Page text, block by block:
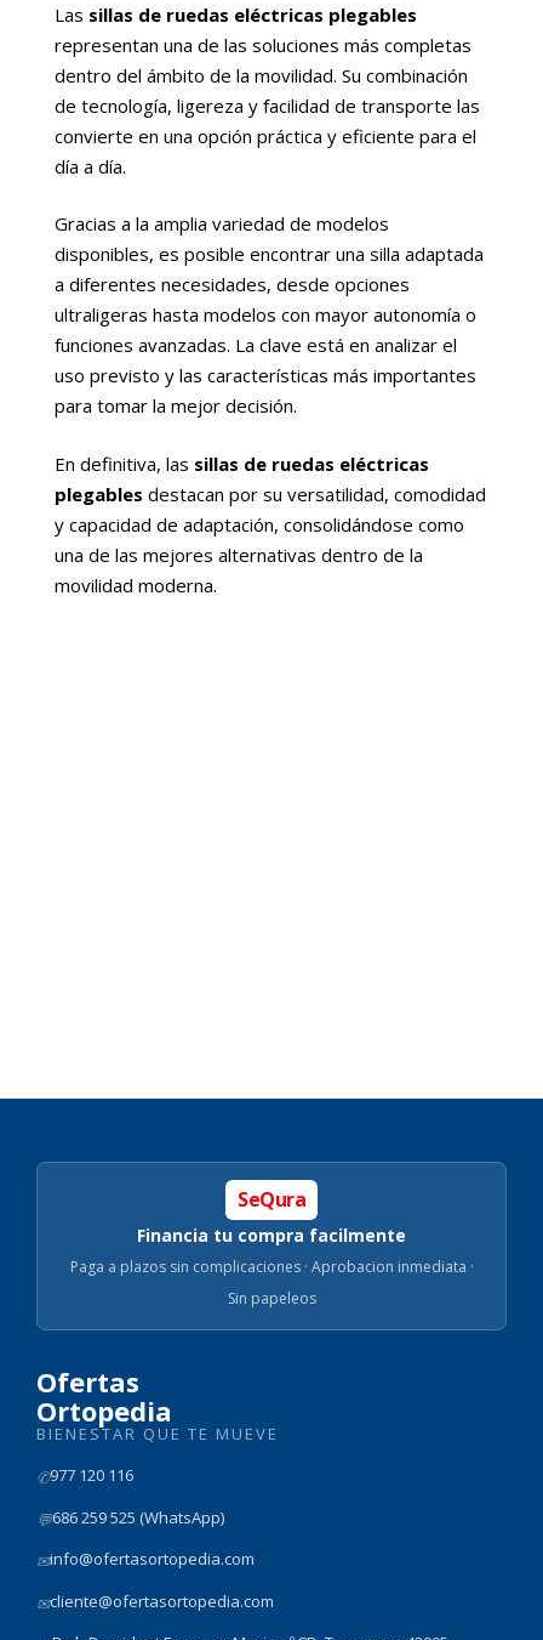
Las sillas de ruedas eléctricas plegables
representan una de las soluciones más completas
dentro del ámbito de la movilidad. Su combinación
de tecnología, ligereza y facilidad de transporte las
convierte en una opción práctica y eficiente para el
día a día.
Gracias a la amplia variedad de modelos
disponibles, es posible encontrar una silla adaptada
a diferentes necesidades, desde opciones
ultraligeras hasta modelos con mayor autonomía o
funciones avanzadas. La clave está en analizar el
uso previsto y las características más importantes
para tomar la mejor decisión.
En definitiva, las sillas de ruedas eléctricas
plegables destacan por su versatilidad, comodidad
y capacidad de adaptación, consolidándose como
una de las mejores alternativas dentro de la
movilidad moderna.
SeQura
Financia tu compra facilmente
Paga a plazos sin complicaciones · Aprobacion inmediata ·
Sin papeleos
Ofertas
Ortopedia
BIENESTAR QUE TE MUEVE
✆977 120 116
💬686 259 525 (WhatsApp)
✉info@ofertasortopedia.com
✉cliente@ofertasortopedia.com